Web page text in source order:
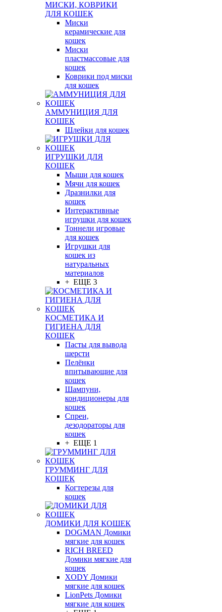
МИСКИ, КОВРИКИ
ДЛЯ КОШЕК
Миски
керамические для
кошек
Миски
пластмассовые для
кошек
Коврики под миски
для кошек
АММУНИЦИЯ ДЛЯ
КОШЕК
Шлейки для кошек
ИГРУШКИ ДЛЯ
КОШЕК
Мыши для кошек
Мячи для кошек
Дразнилки для
кошек
Интерактивные
игрушки для кошек
Тоннели игровые
для кошек
Игрушки для
кошек из
натуральных
материалов
+ ЕЩЕ 3
КОСМЕТИКА И
ГИГИЕНА ДЛЯ
КОШЕК
Пасты для вывода
шерсти
Пелёнки
впитывающие для
кошек
Шампуни,
кондиционеры для
кошек
Спреи,
дезодораторы для
кошек
+ ЕЩЕ 1
ГРУММИНГ ДЛЯ
КОШЕК
Когтерезы для
кошек
ДОМИКИ ДЛЯ КОШЕК
DOGMAN Домики
мягкие для кошек
RICH BREED
Домики мягкие для
кошек
XODY Домики
мягкие для кошек
LionPets Домики
мягкие для кошек